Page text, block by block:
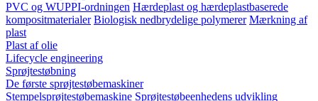
PVC og WUPPI-ordningen Hærdeplast og hærdeplastbaserede
kompositmaterialer Biologisk nedbrydelige polymerer Mærkning af
plast
Plast af olie
Lifecycle engineering
Sprøjtestøbning
De første sprøjtestøbemaskiner
Stempelsprøjtestøbemaskine Sprøjtestøbeenhedens udvikling